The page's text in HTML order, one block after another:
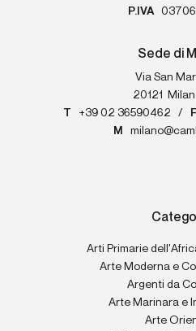
P.IVA
Sede di
Via San
20121
T
+39 02 36590462 / F
M
Arti Primarie
Arte Moderna e
Argenti da
Arte Marinara e
Arte